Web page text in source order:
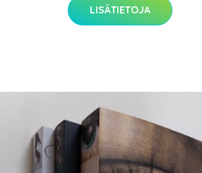
LISÄTIETOJA